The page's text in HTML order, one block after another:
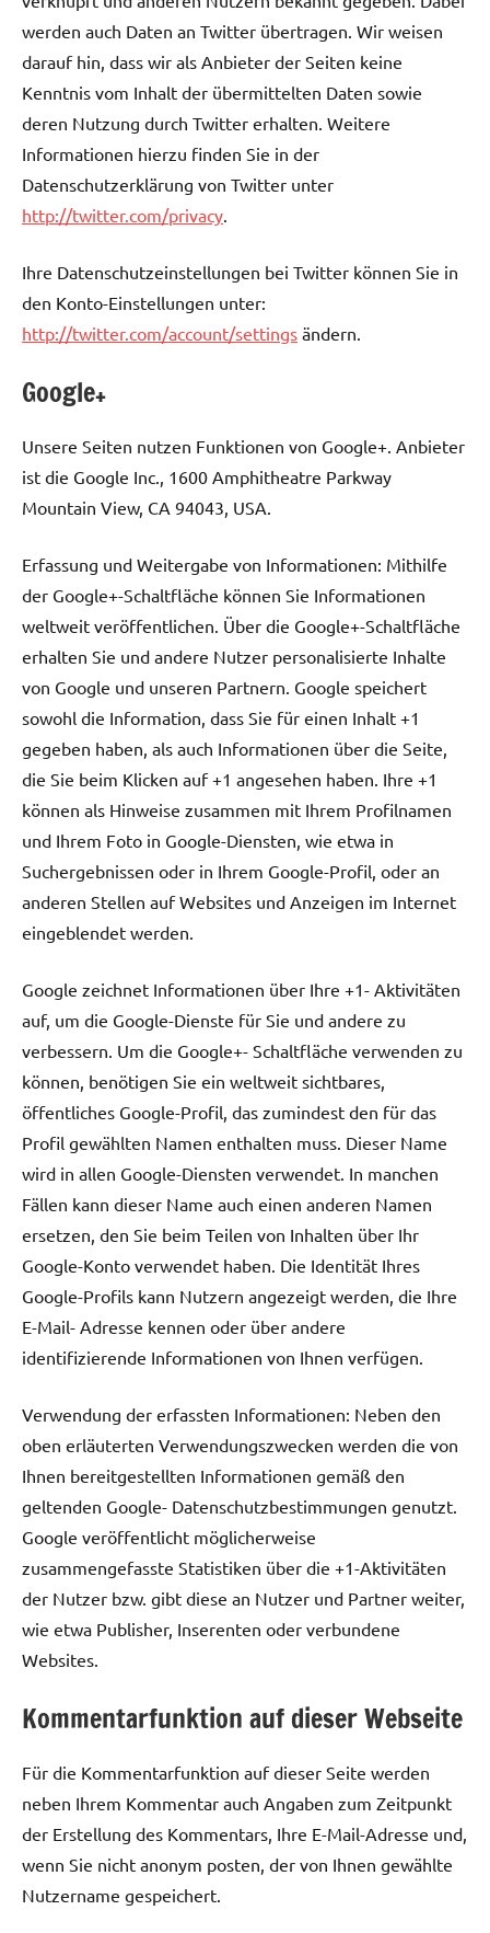
werden auch Daten an Twitter übertragen. Wir weisen
darauf hin, dass wir als Anbieter der Seiten keine
Kenntnis vom Inhalt der übermittelten Daten sowie
deren Nutzung durch Twitter erhalten. Weitere
Informationen hierzu finden Sie in der
Datenschutzerklärung von Twitter unter
http://twitter.com/privacy
Ihre Datenschutzeinstellungen bei Twitter können Sie in
den Konto-Einstellungen unter:
http://twitter.com/account/settings ändern.
Google+
Unsere Seiten nutzen Funktionen von Google+. Anbieter
ist die Google Inc., 1600 Amphitheatre Parkway
Mountain View, CA 94043, USA.
Erfassung und Weitergabe von Informationen: Mithilfe
der Google+-Schaltfläche können Sie Informationen
weltweit veröffentlichen. Über die Google+-Schaltfläche
erhalten Sie und andere Nutzer personalisierte Inhalte
von Google und unseren Partnern. Google speichert
sowohl die Information, dass Sie für einen Inhalt +1
gegeben haben, als auch Informationen über die Seite,
die Sie beim Klicken auf +1 angesehen haben. Ihre +1
können als Hinweise zusammen mit Ihrem Profilnamen
und Ihrem Foto in Google-Diensten, wie etwa in
Suchergebnissen oder in Ihrem Google-Profil, oder an
anderen Stellen auf Websites und Anzeigen im Internet
eingeblendet werden.
Google zeichnet Informationen über Ihre +1- Aktivitäten
auf, um die Google-Dienste für Sie und andere zu
verbessern. Um die Google+- Schaltfläche verwenden zu
können, benötigen Sie ein weltweit sichtbares,
öffentliches Google-Profil, das zumindest den für das
Profil gewählten Namen enthalten muss. Dieser Name
wird in allen Google-Diensten verwendet. In manchen
Fällen kann dieser Name auch einen anderen Namen
ersetzen, den Sie beim Teilen von Inhalten über Ihr
Google-Konto verwendet haben. Die Identität Ihres
Google-Profils kann Nutzern angezeigt werden, die Ihre
E-Mail- Adresse kennen oder über andere
identifizierende Informationen von Ihnen verfügen.
Verwendung der erfassten Informationen: Neben den
oben erläuterten Verwendungszwecken werden die von
Ihnen bereitgestellten Informationen gemäß den
geltenden Google- Datenschutzbestimmungen genutzt.
Google veröffentlicht möglicherweise
zusammengefasste Statistiken über die +1-Aktivitäten
der Nutzer bzw. gibt diese an Nutzer und Partner weiter,
wie etwa Publisher, Inserenten oder verbundene
Websites.
Kommentarfunktion auf dieser Webseite
Für die Kommentarfunktion auf dieser Seite werden
neben Ihrem Kommentar auch Angaben zum Zeitpunkt
der Erstellung des Kommentars, Ihre E-Mail-Adresse und,
wenn Sie nicht anonym posten, der von Ihnen gewählte
Nutzername gespeichert.